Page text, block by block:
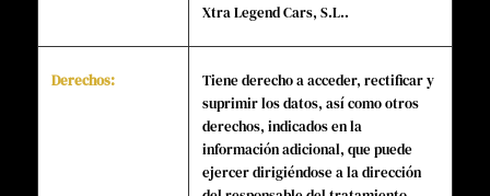
Xtra Legend Cars, S.L..
Derechos:
Tiene derecho a acceder, rectificar y
suprimir los datos, así como otros
derechos, indicados en la
información adicional, que puede
ejercer dirigiéndose a la dirección